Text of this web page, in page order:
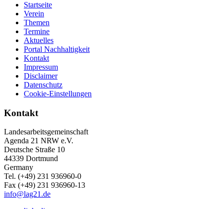
Startseite
Verein
Themen
Termine
Aktuelles
Portal Nachhaltigkeit
Kontakt
Impressum
Disclaimer
Datenschutz
Cookie-Einstellungen
Kontakt
Landesarbeitsgemeinschaft
Agenda 21 NRW e.V.
Deutsche Straße 10
44339 Dortmund
Germany
Tel. (+49) 231 936960-0
Fax (+49) 231 936960-13
info@lag21.de